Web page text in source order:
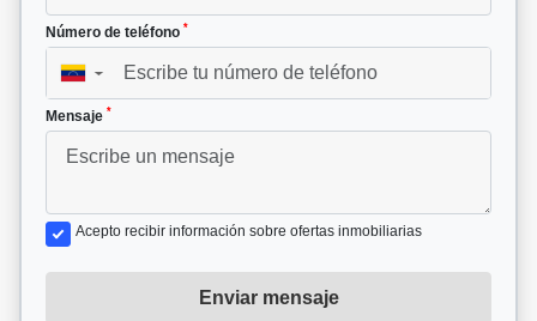
Número de teléfono *
▼
Mensaje *
Acepto recibir información sobre ofertas inmobiliarias
Enviar mensaje